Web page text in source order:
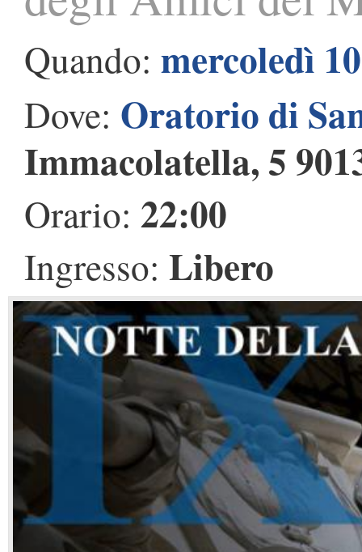
Quando: mercoledì
Dove: Oratorio di
Immacolatella, 5
Orario: 22:00
Ingresso: Libero